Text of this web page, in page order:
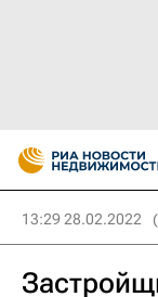
13:29 28.02.2022